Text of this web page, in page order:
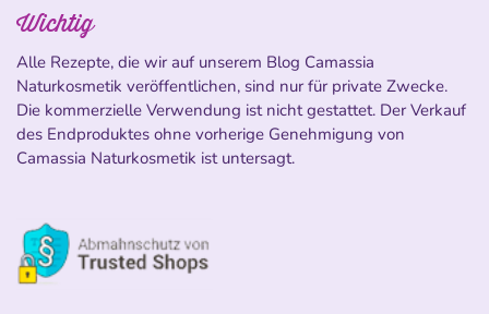
Wichtig
Alle Rezepte, die wir auf unserem Blog Camassia
Naturkosmetik veröffentlichen, sind nur für private Zwecke.
Die kommerzielle Verwendung ist nicht gestattet. Der Verkauf
des Endproduktes ohne vorherige Genehmigung von
Camassia Naturkosmetik ist untersagt.